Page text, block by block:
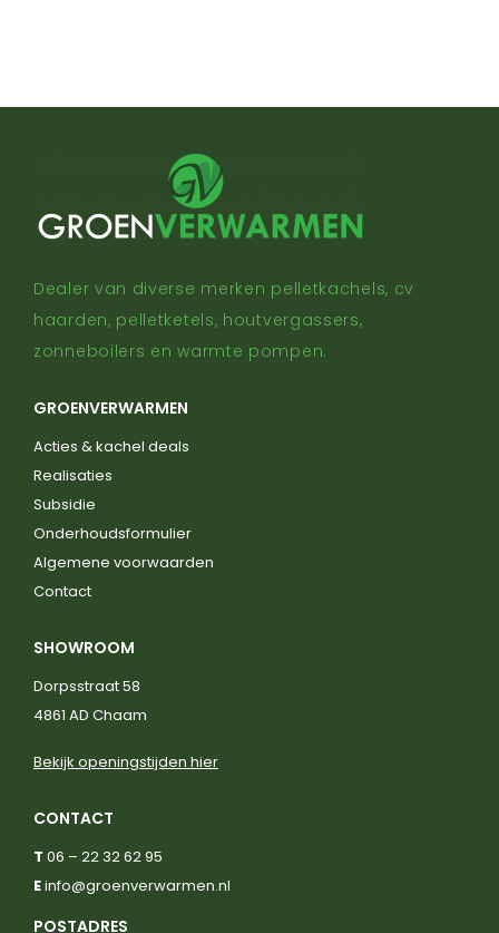
Dealer van diverse merken pelletkachels, cv
haarden, pelletketels, houtvergassers,
zonneboilers en warmte pompen.
GROENVERWARMEN
Acties & kachel deals
Realisaties
Subsidie
Onderhoudsformulier
Algemene voorwaarden
Contact
SHOWROOM
Dorpsstraat 58
4861 AD Chaam
Bekijk openingstijden hier
CONTACT
T 06 – 22 32 62 95
Einfo@groenverwarmen.nl
POSTADRES